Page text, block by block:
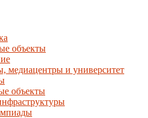
объекты
медиацентры и университет
объекты